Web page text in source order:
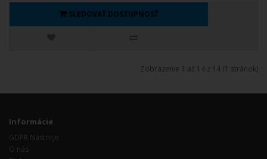
SLEDOVAŤ DOSTUPNOSŤ
Zobrazenie 1 až 14 z 14 (1 stránok)
Informácie
GDPR Nástroje
O nás